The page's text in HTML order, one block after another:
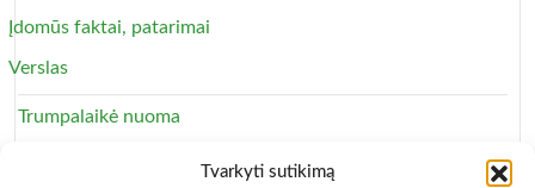
Tvarkyti sutikimą
Įdomūs faktai, patarimai
Verslas
Trumpalaikė nuoma